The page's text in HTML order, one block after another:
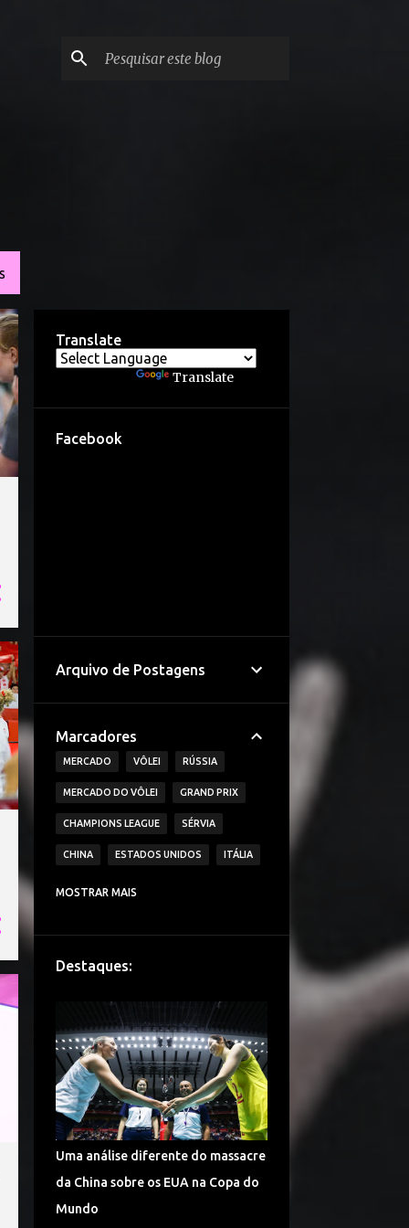
Translate
Translate
Facebook
Arquivo de Postagens
Marcadores
MERCADO VÔLEI RÚSSIA
MERCADO DO VÔLEI GRAND PRIX
CHAMPIONS LEAGUE SÉRVIA
CHINA ESTADOS UNIDOS ITÁLIA
LESÕES
TURQUIA DENTIL PRAIA CLUBE
É CAMPEÃO!
CAMPEONATO TURCO DE VÔLEI
COPA DO MUNDO ALEMANHA VÔLEI
MOSTRAR MAIS
Destaques:
Uma análise diferente do massacre
da China sobre os EUA na Copa do
Mundo